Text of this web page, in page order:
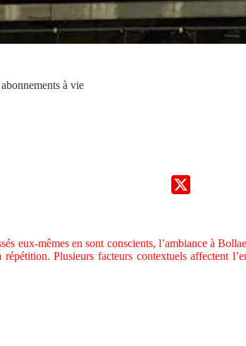
à vie
eux-mêmes en sont conscients, l’ambiance à
Plusieurs facteurs contextuels affectent